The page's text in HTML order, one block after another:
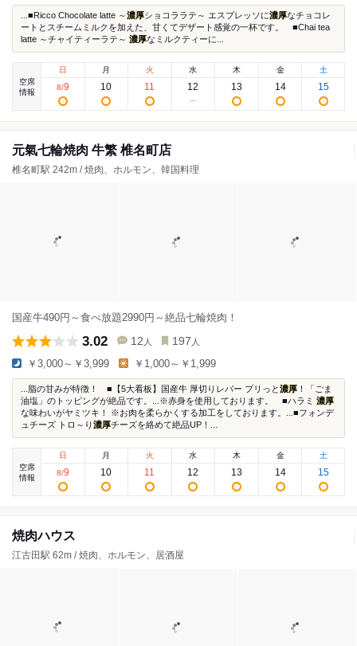
...■Ricco Chocolate latte ～濃厚ショコララテ～ エスプレッソに濃厚なチョコレ
ートとスチームミルクを加えた、甘くてデザート感覚の一杯です。 ■Chai tea
latte ～チャイティーラテ～ 濃厚なミルクティーに...
空席
情報
日
8/9
月
10
火
11
水
12
木
13
金
14
土
15
元氣七輪焼肉 牛繁 椎名町店
椎名町駅 242m / 焼肉、ホルモン、韓国料理
国産牛490円～食べ放題2990円～絶品七輪焼肉！
3.02 12 人 197 人
￥3,000～￥3,999 ￥1,000～￥1,999
...脂の甘みが特徴！ ■【5大看板】国産牛 厚切りレバー プリっと濃厚 ！「ごま
油塩」のトッピングが絶品です。...※赤身を使用しております。 ■ハラミ 濃厚
な味わいがヤミツキ！ ※お肉を柔らかくする加工をしております。...■フォンデ
ュチーズ トロ～り濃厚チーズを絡めて絶品UP！...
空席
情報
日
8/9
月
10
火
11
水
12
木
13
金
14
土
15
焼肉ハウス
江古田駅 62m / 焼肉、ホルモン、居酒屋